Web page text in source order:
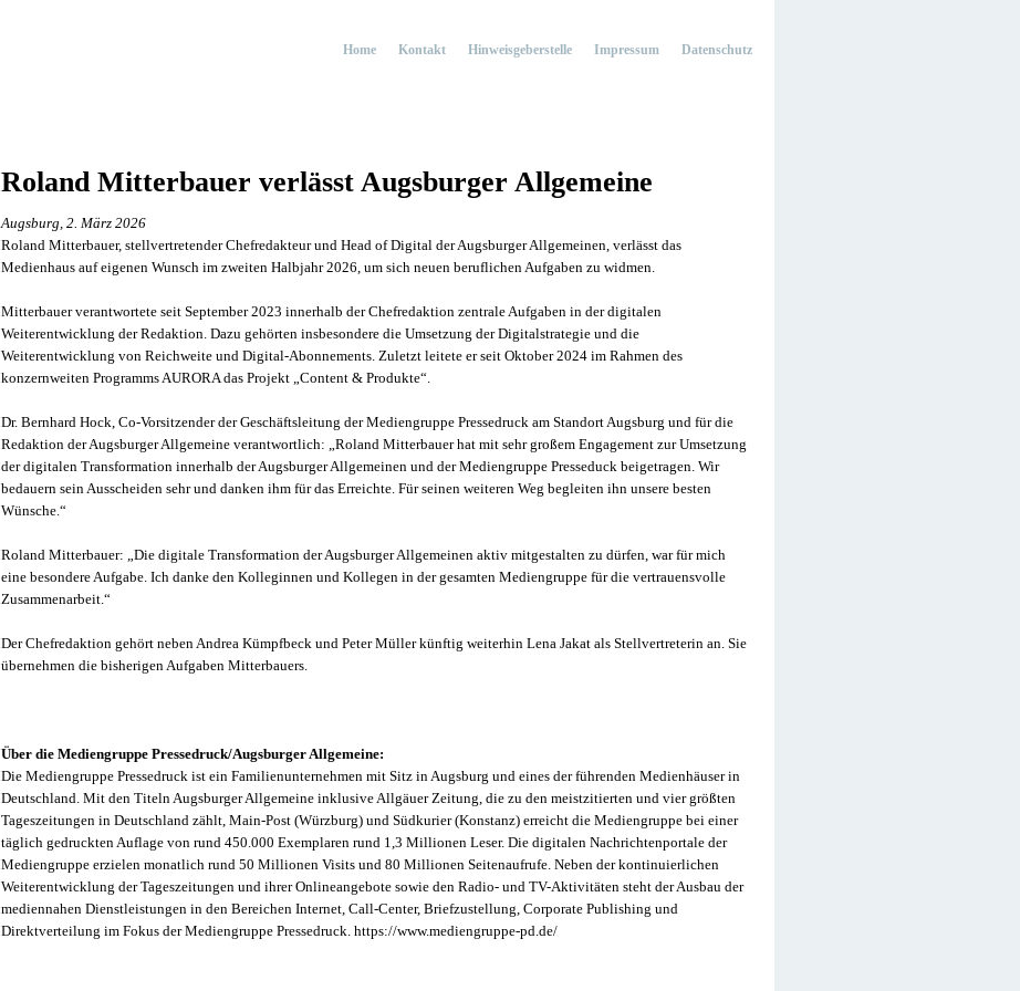
Home Kontakt Hinweisgeberstelle Impressum Datenschutz
Roland Mitterbauer verlässt Augsburger Allgemeine
Augsburg, 2. März 2026
Roland Mitterbauer, stellvertretender Chefredakteur und Head of Digital der Augsburger Allgemeinen, verlässt das
Medienhaus auf eigenen Wunsch im zweiten Halbjahr 2026, um sich neuen beruflichen Aufgaben zu widmen.
Mitterbauer verantwortete seit September 2023 innerhalb der Chefredaktion zentrale Aufgaben in der digitalen
Weiterentwicklung der Redaktion. Dazu gehörten insbesondere die Umsetzung der Digitalstrategie und die
Weiterentwicklung von Reichweite und Digital-Abonnements. Zuletzt leitete er seit Oktober 2024 im Rahmen des
konzernweiten Programms AURORA das Projekt „Content & Produkte“.
Dr. Bernhard Hock, Co-Vorsitzender der Geschäftsleitung der Mediengruppe Pressedruck am Standort Augsburg und für die
Redaktion der Augsburger Allgemeine verantwortlich: „Roland Mitterbauer hat mit sehr großem Engagement zur Umsetzung
der digitalen Transformation innerhalb der Augsburger Allgemeinen und der Mediengruppe Presseduck beigetragen. Wir
bedauern sein Ausscheiden sehr und danken ihm für das Erreichte. Für seinen weiteren Weg begleiten ihn unsere besten
Wünsche.“
Roland Mitterbauer: „Die digitale Transformation der Augsburger Allgemeinen aktiv mitgestalten zu dürfen, war für mich
eine besondere Aufgabe. Ich danke den Kolleginnen und Kollegen in der gesamten Mediengruppe für die vertrauensvolle
Zusammenarbeit.“
Der Chefredaktion gehört neben Andrea Kümpfbeck und Peter Müller künftig weiterhin Lena Jakat als Stellvertreterin an. Sie
übernehmen die bisherigen Aufgaben Mitterbauers.
Über die Mediengruppe Pressedruck/Augsburger Allgemeine:
Die Mediengruppe Pressedruck ist ein Familienunternehmen mit Sitz in Augsburg und eines der führenden Medienhäuser in
Deutschland. Mit den Titeln Augsburger Allgemeine inklusive Allgäuer Zeitung, die zu den meistzitierten und vier größten
Tageszeitungen in Deutschland zählt, Main-Post (Würzburg) und Südkurier (Konstanz) erreicht die Mediengruppe bei einer
täglich gedruckten Auflage von rund 450.000 Exemplaren rund 1,3 Millionen Leser. Die digitalen Nachrichtenportale der
Mediengruppe erzielen monatlich rund 50 Millionen Visits und 80 Millionen Seitenaufrufe. Neben der kontinuierlichen
Weiterentwicklung der Tageszeitungen und ihrer Onlineangebote sowie den Radio- und TV-Aktivitäten steht der Ausbau der
mediennahen Dienstleistungen in den Bereichen Internet, Call-Center, Briefzustellung, Corporate Publishing und
Direktverteilung im Fokus der Mediengruppe Pressedruck. https://www.mediengruppe-pd.de/